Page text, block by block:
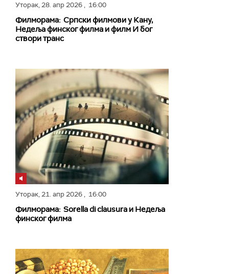
Уторак,28. апр 2026, 16:00
Филморама: Српски филмови у Кану,
Недеља финског филма и филм И бог
створи транс
Уторак,21. апр 2026, 16:00
Филморама: Sorella di clausura и Недеља
финског филма